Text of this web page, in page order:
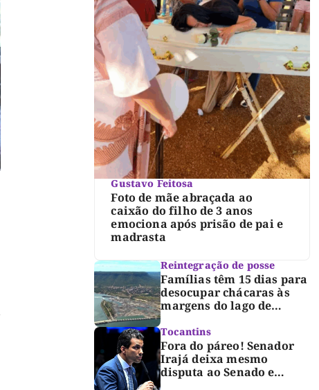
Gustavo Feitosa
Foto de mãe abraçada ao
caixão do filho de 3 anos
emociona após prisão de pai e
madrasta
Reintegração de posse
Famílias têm 15 dias para
desocupar chácaras às
margens do lago de
Justiça
Tocantins
Fora do páreo! Senador
Irajá deixa mesmo
disputa ao Senado e